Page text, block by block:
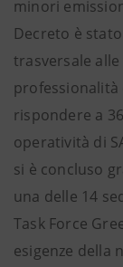
minori
Decreto è
trasversale
professionalità
rispondere a
operatività di
si è concluso
una delle 14
Task Force
esigenze della